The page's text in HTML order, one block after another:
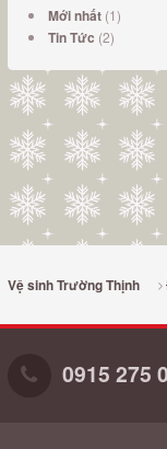
Mới nhất (1)
Tin Tức (2)
Vệ sinh Trường Thịnh
0915 275